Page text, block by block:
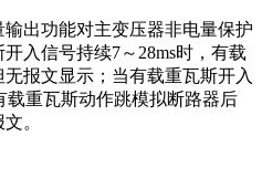
出功能对主变压器非电量保护
入信号持续7～28ms时，有载
报文显示；当有载重瓦斯开入
载重瓦斯动作跳模拟断路器后
。